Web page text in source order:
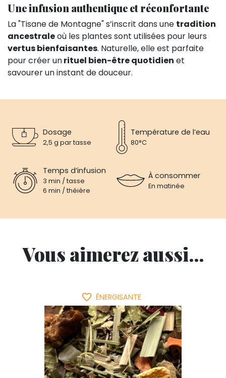
Une infusion authentique et réconfortante
La "Tisane de Montagne" s’inscrit dans une tradition
ancestraleoù les plantes sont utilisées pour leurs
vertus bienfaisantes. Naturelle, elle est parfaite
pour créer unrituel bien-être quotidien et
savourer un instant de douceur.
Dosage
2,5 g par tasse
Température de l’eau
80°C
Temps d’infusion
3 min / tasse
6 min / théière
À consommer
En matinée
Vous aimerez aussi...
favorite_border ÉNERGISANTE